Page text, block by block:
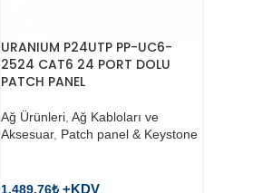
URANIUM P24UTP PP-UC6-
2524 CAT6 24 PORT DOLU
PATCH PANEL
Ağ Ürünleri, Ağ Kabloları ve
Aksesuar, Patch panel & Keystone
1.489,76₺